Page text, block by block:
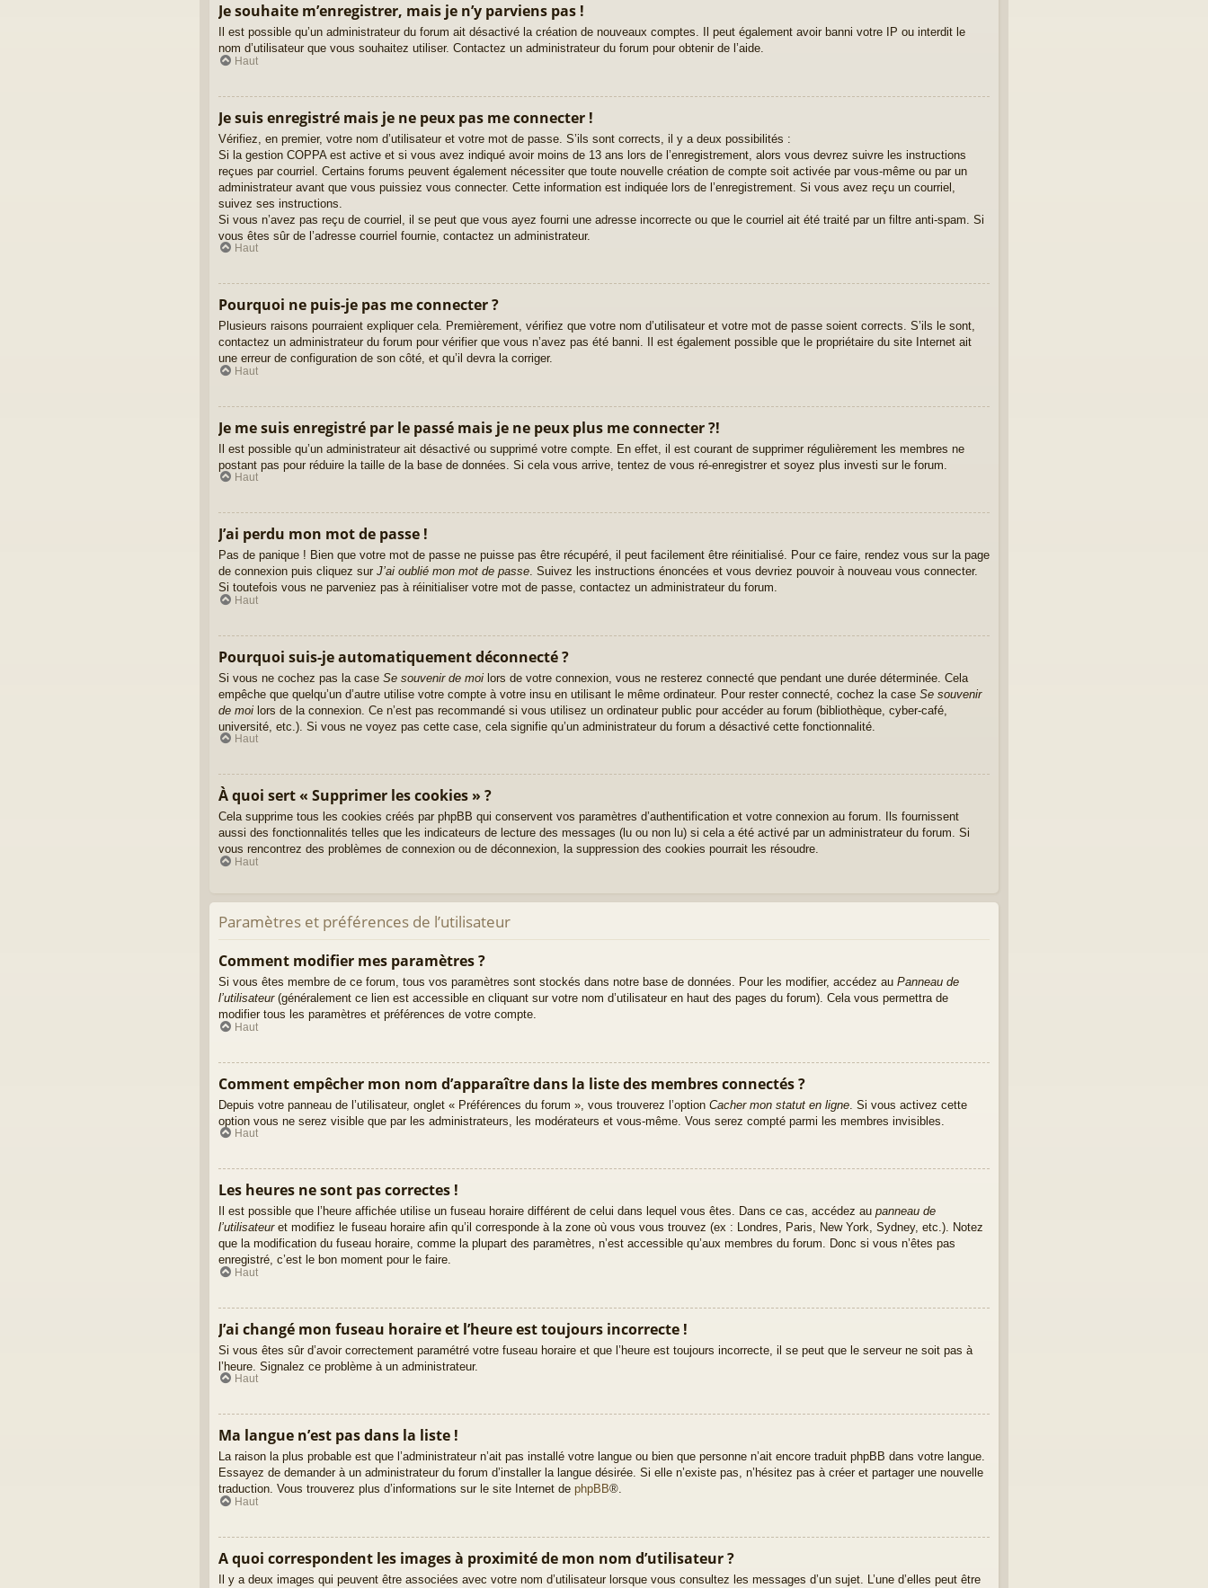
Je souhaite m’enregistrer, mais je n’y parviens pas !
Il est possible qu’un administrateur du forum ait désactivé la création de nouveaux comptes. Il peut également avoir banni votre IP ou interdit le
nom d’utilisateur que vous souhaitez utiliser. Contactez un administrateur du forum pour obtenir de l’aide.
Haut
Je suis enregistré mais je ne peux pas me connecter !
Vérifiez, en premier, votre nom d’utilisateur et votre mot de passe. S’ils sont corrects, il y a deux possibilités :
Si la gestion COPPA est active et si vous avez indiqué avoir moins de 13 ans lors de l’enregistrement, alors vous devrez suivre les instructions
reçues par courriel. Certains forums peuvent également nécessiter que toute nouvelle création de compte soit activée par vous-même ou par un
administrateur avant que vous puissiez vous connecter. Cette information est indiquée lors de l’enregistrement. Si vous avez reçu un courriel,
suivez ses instructions.
Si vous n’avez pas reçu de courriel, il se peut que vous ayez fourni une adresse incorrecte ou que le courriel ait été traité par un filtre anti-spam. Si
vous êtes sûr de l’adresse courriel fournie, contactez un administrateur.
Haut
Pourquoi ne puis-je pas me connecter ?
Plusieurs raisons pourraient expliquer cela. Premièrement, vérifiez que votre nom d’utilisateur et votre mot de passe soient corrects. S’ils le sont,
contactez un administrateur du forum pour vérifier que vous n’avez pas été banni. Il est également possible que le propriétaire du site Internet ait
une erreur de configuration de son côté, et qu’il devra la corriger.
Haut
Je me suis enregistré par le passé mais je ne peux plus me connecter ?!
Il est possible qu’un administrateur ait désactivé ou supprimé votre compte. En effet, il est courant de supprimer régulièrement les membres ne
postant pas pour réduire la taille de la base de données. Si cela vous arrive, tentez de vous ré-enregistrer et soyez plus investi sur le forum.
Haut
J’ai perdu mon mot de passe !
Pas de panique ! Bien que votre mot de passe ne puisse pas être récupéré, il peut facilement être réinitialisé. Pour ce faire, rendez vous sur la page
de connexion puis cliquez sur J’ai oublié mon mot de passe. Suivez les instructions énoncées et vous devriez pouvoir à nouveau vous connecter.
Si toutefois vous ne parveniez pas à réinitialiser votre mot de passe, contactez un administrateur du forum.
Haut
Pourquoi suis-je automatiquement déconnecté ?
Si vous ne cochez pas la case Se souvenir de moi lors de votre connexion, vous ne resterez connecté que pendant une durée déterminée. Cela
empêche que quelqu’un d’autre utilise votre compte à votre insu en utilisant le même ordinateur. Pour rester connecté, cochez la case Se souvenir
de moi lors de la connexion. Ce n’est pas recommandé si vous utilisez un ordinateur public pour accéder au forum (bibliothèque, cyber-café,
université, etc.). Si vous ne voyez pas cette case, cela signifie qu’un administrateur du forum a désactivé cette fonctionnalité.
Haut
À quoi sert « Supprimer les cookies » ?
Cela supprime tous les cookies créés par phpBB qui conservent vos paramètres d’authentification et votre connexion au forum. Ils fournissent
aussi des fonctionnalités telles que les indicateurs de lecture des messages (lu ou non lu) si cela a été activé par un administrateur du forum. Si
vous rencontrez des problèmes de connexion ou de déconnexion, la suppression des cookies pourrait les résoudre.
Haut
Paramètres et préférences de l’utilisateur
Comment modifier mes paramètres ?
Si vous êtes membre de ce forum, tous vos paramètres sont stockés dans notre base de données. Pour les modifier, accédez au Panneau de
l’utilisateur(généralement ce lien est accessible en cliquant sur votre nom d’utilisateur en haut des pages du forum). Cela vous permettra de
modifier tous les paramètres et préférences de votre compte.
Haut
Comment empêcher mon nom d’apparaître dans la liste des membres connectés ?
Depuis votre panneau de l’utilisateur, onglet « Préférences du forum », vous trouverez l’option Cacher mon statut en ligne . Si vous activez cette
option vous ne serez visible que par les administrateurs, les modérateurs et vous-même. Vous serez compté parmi les membres invisibles.
Haut
Les heures ne sont pas correctes !
Il est possible que l’heure affichée utilise un fuseau horaire différent de celui dans lequel vous êtes. Dans ce cas, accédez au panneau de
l’utilisateuret modifiez le fuseau horaire afin qu’il corresponde à la zone où vous vous trouvez (ex : Londres, Paris, New York, Sydney, etc.). Notez
que la modification du fuseau horaire, comme la plupart des paramètres, n’est accessible qu’aux membres du forum. Donc si vous n’êtes pas
enregistré, c’est le bon moment pour le faire.
Haut
J’ai changé mon fuseau horaire et l’heure est toujours incorrecte !
Si vous êtes sûr d’avoir correctement paramétré votre fuseau horaire et que l’heure est toujours incorrecte, il se peut que le serveur ne soit pas à
l’heure. Signalez ce problème à un administrateur.
Haut
Ma langue n’est pas dans la liste !
La raison la plus probable est que l’administrateur n’ait pas installé votre langue ou bien que personne n’ait encore traduit phpBB dans votre langue.
Essayez de demander à un administrateur du forum d’installer la langue désirée. Si elle n’existe pas, n’hésitez pas à créer et partager une nouvelle
traduction. Vous trouverez plus d’informations sur le site Internet de phpBB®.
Haut
A quoi correspondent les images à proximité de mon nom d’utilisateur ?
Il y a deux images qui peuvent être associées avec votre nom d’utilisateur lorsque vous consultez les messages d’un sujet. L’une d’elles peut être